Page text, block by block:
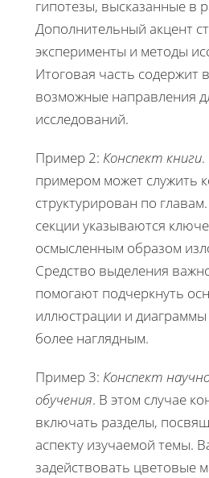
гипотезы, высказанные в
Дополнительный акцент
эксперименты и методы
Итоговая часть содержит
возможные направления
исследований.
Пример 2: Конспект книги
примером может служить
структурирован по
секции указываются
осмысленным образом
Средство выделения
помогают подчеркнуть
иллюстрации и
более наглядным.
Пример 3: Конспект
обучения. В этом случае
включать разделы,
аспекту изучаемой темы.
задействовать цветовые